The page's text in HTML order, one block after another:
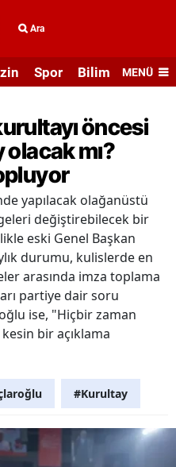
Ara
Spor Bilim veMENÜ
öncesi
olacak mı?
yapılacak olağanüstü
değiştirebilecek bir
eski Genel Başkan
durumu, kulislerde en
arasında imza toplama
partiye dair soru
ise, "Hiçbir zaman
bir açıklama
#Kurultay